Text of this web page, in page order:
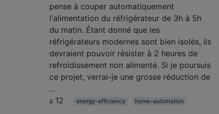
pense à couper automatiquement
l'alimentation du réfrigérateur de 3h à 5h
du matin. Étant donné que les
réfrigérateurs modernes sont bien isolés, ils
devraient pouvoir résister à 2 heures de
refroidissement non alimenté. Si je poursuis
ce projet, verrai-je une grosse réduction de
…
12
energy-efficiency home-automation